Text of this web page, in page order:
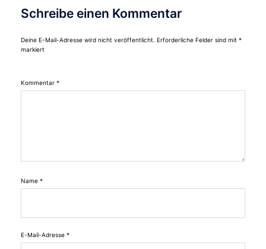
Schreibe einen Kommentar
Deine E-Mail-Adresse wird nicht veröffentlicht. Erforderliche Felder sind mit *
markiert
Kommentar *
Name *
E-Mail-Adresse *